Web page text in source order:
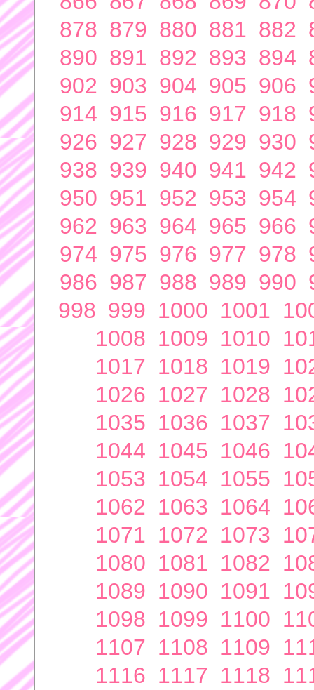
878 879 880 881 882
890 891 892 893 894
902 903 904 905 906
914 915 916 917 918
926 927 928 929 930
938 939 940 941 942
950 951 952 953 954
962 963 964 965 966
974 975 976 977 978
986 987 988 989 990
998 999 1000 1001
1008 1009 1010
1017 1018 1019
1026 1027 1028
1035 1036 1037
1044 1045 1046
1053 1054 1055
1062 1063 1064
1071 1072 1073
1080 1081 1082
1089 1090 1091
1098 1099 1100
1107 1108 1109
1116 1117 1118